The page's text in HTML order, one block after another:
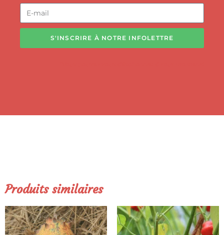
S'INSCRIRE À NOTRE INFOLETTRE
Produits similaires